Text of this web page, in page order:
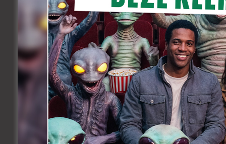
Chaplin brak door bij het grote publiek
lijstje van grote namen uit de
Robert Altman (Nashville), Martin
Holidays), Pedro Almodóvar (Hable con
Rivette (L’amour par terre), Jane Birkin (
Antonio Bayona (Jurassic World: Fallen
van Richard Attenborough uit 1992,
Chaplin heeft ook aan talloze
Wim De Witte, programmadirecteur
kwetsbare, zoekende en lijdende
beklijft.”
Chaplins prijzenkast bevat een Goya,
Spaanse Academy of